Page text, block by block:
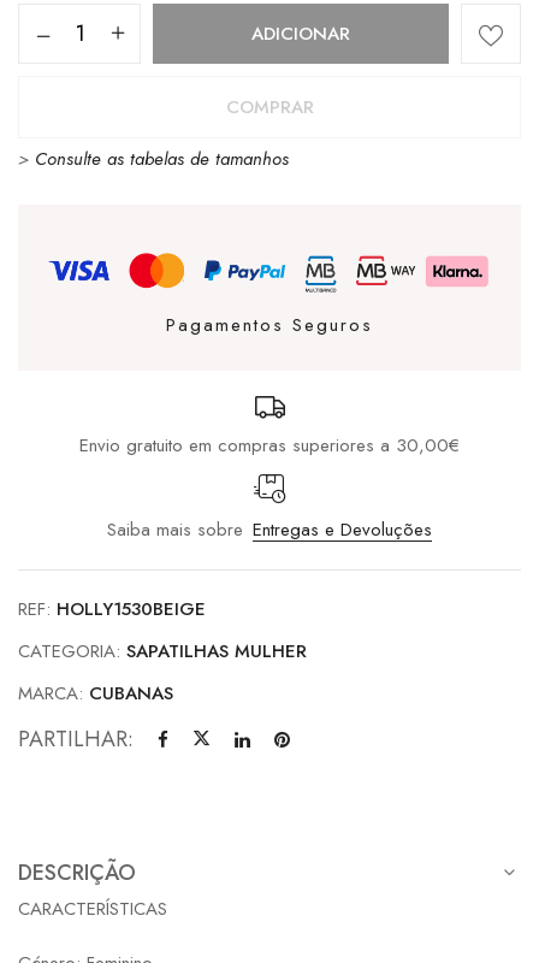
Quantidade
BEIGE
ADICIONAR
COMPRAR
> Consulte as tabelas de tamanhos
Pagamentos Seguros
Envio gratuito em compras superiores a 30,00€
Saiba mais sobre Entregas e Devoluções
REF: HOLLY1530BEIGE
CATEGORIA: SAPATILHAS MULHER
MARCA: CUBANAS
PARTILHAR:
DESCRIÇÃO
CARACTERÍSTICAS